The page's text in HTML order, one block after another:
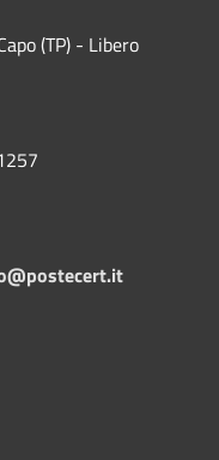
(TP) - Libero